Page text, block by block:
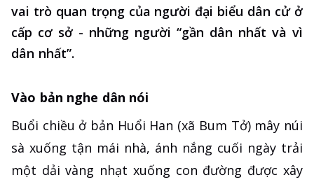
vai trò quan trọng của người đại biểu dân cử ở
cấp cơ sở - những người “gần dân nhất và vì
dân nhất”.
Vào bản nghe dân nói
Buổi chiều ở bản Huổi Han (xã Bum Tở) mây núi
sà xuống tận mái nhà, ánh nắng cuối ngày trải
một dải vàng nhạt xuống con đường được xây